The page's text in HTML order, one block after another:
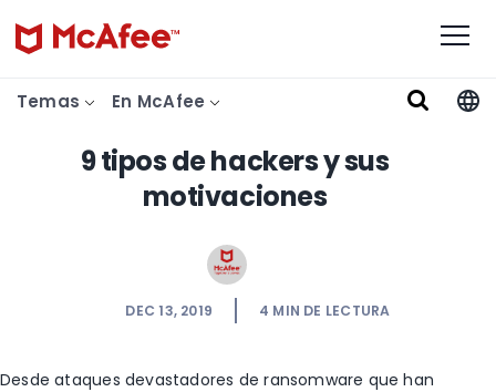
Temas En McAfee
9 tipos de hackers y sus
motivaciones
DEC 13, 2019 4 MIN DE LECTURA
Desdeataques devastadores de ransomware que han